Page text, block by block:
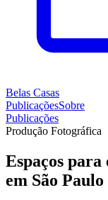
Belas Casas
PublicaçõesSobre
Publicações
Produção Fotográfica
Espaços para
em São Paulo